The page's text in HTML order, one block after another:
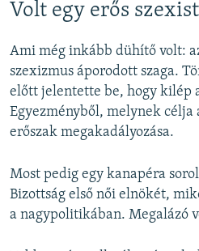
Volt egy erős
Ami még inkább dühítő volt:
szexizmus áporodott szaga.
előtt jelentette be, hogy kilép
Egyezményből, melynek
erőszak megakadályozása.
Most pedig egy kanapéra
Bizottság első női elnökét,
a nagypolitikában. Megalázó